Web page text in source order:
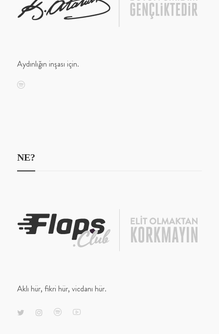
Aydınlığın inşası için.
NE?
Aklı hür, fikri hür, vicdanı hür.